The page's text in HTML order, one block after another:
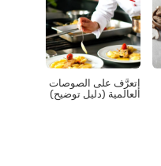
إتعرَّف على الصوصات
العالمية (دليل توضيح)